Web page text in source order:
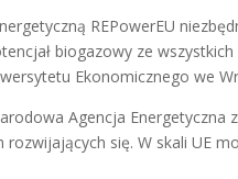
REPowerEU
biogazowy ze
Ekonomicznego we
Agencja Energetyczna
się. W skali UE